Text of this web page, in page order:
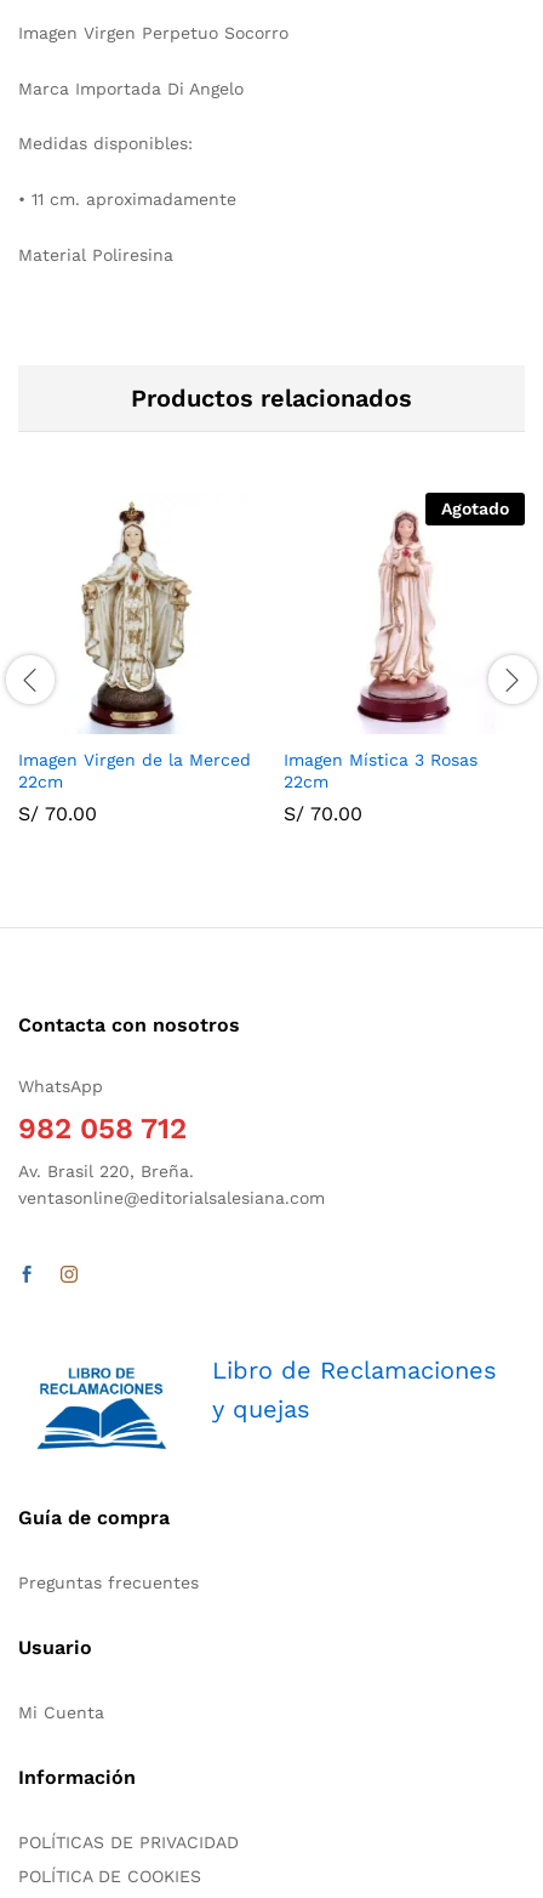
Imagen Virgen Perpetuo Socorro
Marca Importada Di Angelo
Medidas disponibles:
• 11 cm. aproximadamente
Material Poliresina
Productos relacionados
Imagen Virgen de la Merced
22cm
S/ 70.00
Agotado
Imagen Mística 3 Rosas
22cm
S/ 70.00
Contacta con nosotros
WhatsApp
982 058 712
Av. Brasil 220, Breña.
ventasonline@editorialsalesiana.com
Libro de Reclamaciones
y quejas
Guía de compra
Preguntas frecuentes
Usuario
Mi Cuenta
Información
POLÍTICAS DE PRIVACIDAD
POLÍTICA DE COOKIES